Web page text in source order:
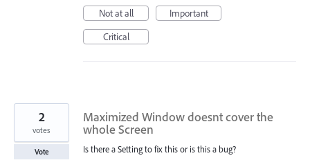
Not at all
Important
Critical
Maximized Window doesnt cover the
whole Screen
Is there a Setting to fix this or is this a bug?
2
votes
Vote